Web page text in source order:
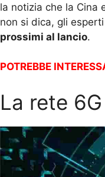
la notizia che la Cina
non si dica, gli
prossimi al lancio.
POTREBBE
La rete